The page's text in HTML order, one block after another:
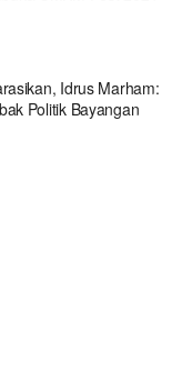
Idrus Marham:
Politik Bayangan